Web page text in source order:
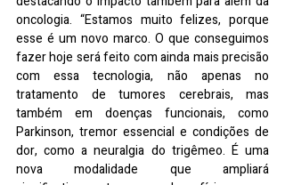
oncologia. “Estamos muito felizes, porque
esse é um novo marco. O que conseguimos
fazer hoje será feito com ainda mais precisão
com essa tecnologia, não apenas no
tratamento de tumores cerebrais, mas
também em doenças funcionais, como
Parkinson, tremor essencial e condições de
dor, como a neuralgia do trigêmeo. É uma
nova modalidade que ampliará